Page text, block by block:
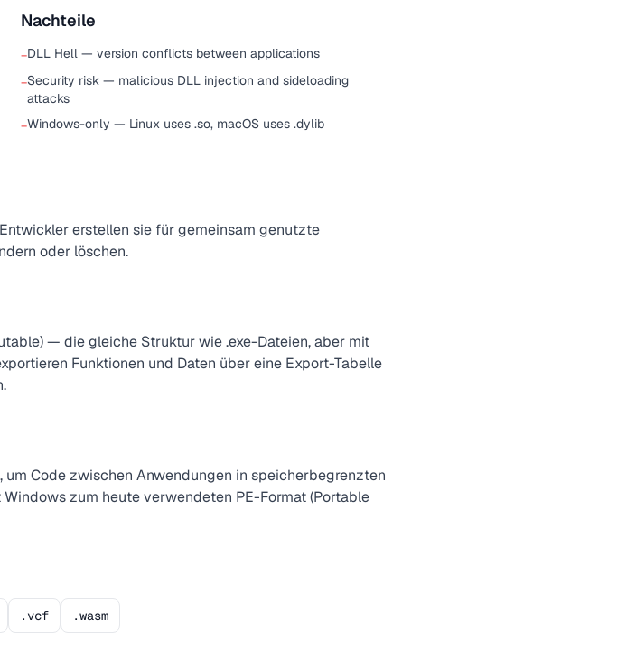
Nachteile
−DLL Hell — version conflicts between applications
−Security risk — malicious DLL injection and sideloading
attacks
−Windows-only — Linux uses .so, macOS uses .dylib
erstellen sie für gemeinsam genutzte
oder löschen.
— die gleiche Struktur wie .exe-Dateien, aber mit
Funktionen und Daten über eine Export-Tabelle
Code zwischen Anwendungen in speicherbegrenzten
zum heute verwendeten PE-Format (Portable
.vcf .wasm